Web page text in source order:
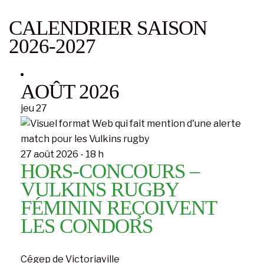
CALENDRIER SAISON
2026-2027
ÉVÈNEMENTS
AOÛT 2026
jeu27
27 août 2026 - 18 h
HORS-CONCOURS –
VULKINS RUGBY
FÉMININ REÇOIVENT
LES CONDORS
Cégep de Victoriaville